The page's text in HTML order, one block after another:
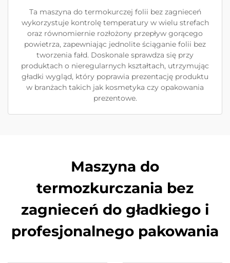
Ta maszyna do termokurczej folii bez zagnieceń
wykorzystuje kontrolę temperatury w wielu strefach
oraz równomiernie rozłożony przepływ gorącego
powietrza, zapewniając jednolite ściąganie folii bez
tworzenia fałd. Doskonale sprawdza się przy
produktach o nieregularnych kształtach, utrzymując
gładki wygląd, który poprawia prezentację produktu
w branżach takich jak kosmetyka czy opakowania
prezentowe.
Maszyna do
termozkurczania bez
zagnieceń do gładkiego i
profesjonalnego pakowania